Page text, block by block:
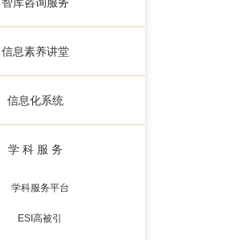
信息素养讲堂
信息化系统
学 科 服 务
学科服务平台
ESI高被引